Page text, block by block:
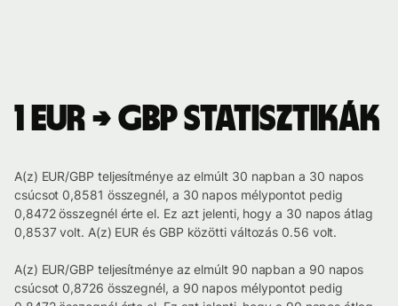
1 EUR → GBP statisztikák
A(z) EUR/GBP teljesítménye az elmúlt 30 napban a 30 napos
csúcsot 0,8581 összegnél, a 30 napos mélypontot pedig
0,8472 összegnél érte el. Ez azt jelenti, hogy a 30 napos átlag
0,8537 volt. A(z) EUR és GBP közötti változás 0.56 volt.
A(z) EUR/GBP teljesítménye az elmúlt 90 napban a 90 napos
csúcsot 0,8726 összegnél, a 90 napos mélypontot pedig